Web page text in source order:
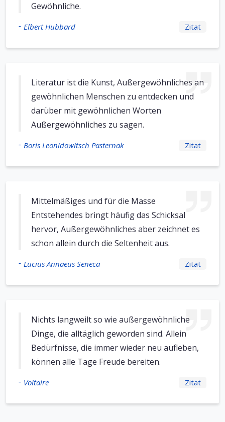
Gewöhnliche.
- Elbert Hubbard Zitat
Literatur ist die Kunst, Außergewöhnliches an
gewöhnlichen Menschen zu entdecken und
darüber mit gewöhnlichen Worten
Außergewöhnliches zu sagen.
- Boris Leonidowitsch Pasternak Zitat
Mittelmäßiges und für die Masse
Entstehendes bringt häufig das Schicksal
hervor, Außergewöhnliches aber zeichnet es
schon allein durch die Seltenheit aus.
- Lucius Annaeus Seneca Zitat
Nichts langweilt so wie außergewöhnliche
Dinge, die alltäglich geworden sind. Allein
Bedürfnisse, die immer wieder neu aufleben,
können alle Tage Freude bereiten.
- Voltaire Zitat